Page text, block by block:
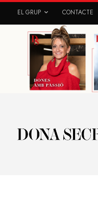
EL GRUP CONTACTE